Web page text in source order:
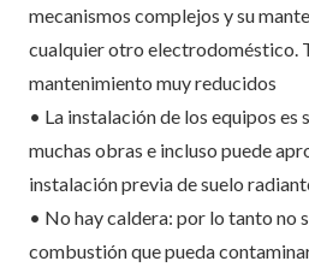
mecanismos complejos y su
cualquier otro electrodoméstico.
mantenimiento muy reducidos
• La instalación de los equipos es
muchas obras e incluso puede
instalación previa de suelo
• No hay caldera: por lo tanto no
combustión que pueda